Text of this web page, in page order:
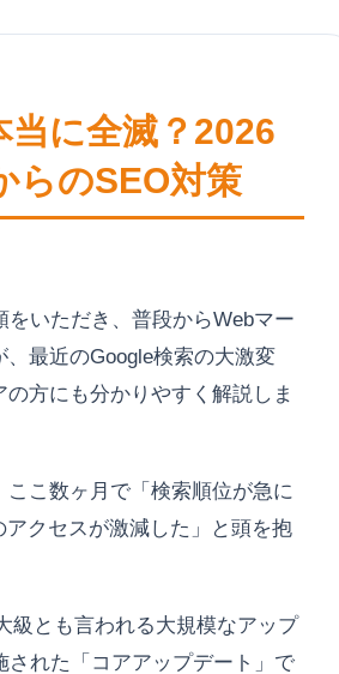
に全滅？2026
らのSEO対策
いただき、普段からWebマー
最近のGoogle検索の大激変
方にも分かりやすく解説しま
こ数ヶ月で「検索順位が急に
クセスが激減した」と頭を抱
級とも言われる大規模なアップ
れた「コアアップデート」で